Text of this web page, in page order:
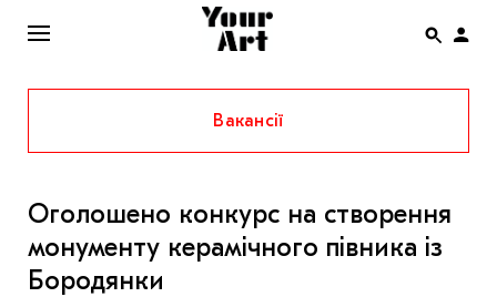
ENG
НОВИНИ
АФІША
ІНТЕРВ’Ю
Вакансії
Оголошено конкурс на створення
монументу керамічного півника із
Бородянки